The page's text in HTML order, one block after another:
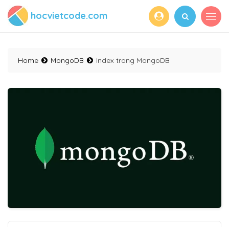
hocvietcode.com
Home MongoDB Index trong MongoDB